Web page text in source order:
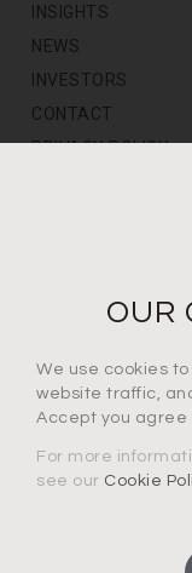
INSIGHTS
NEWS
INVESTORS
CONTACT
PRIVACY POLICY
OUR
We use cookies
website traffic,
Accept you agree
For more
see our Cookie